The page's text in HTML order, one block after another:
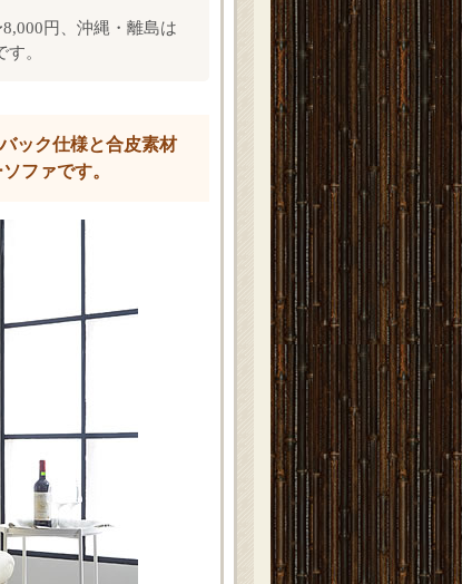
円、沖縄・離島は
。
ック仕様と合皮素材
ファです。